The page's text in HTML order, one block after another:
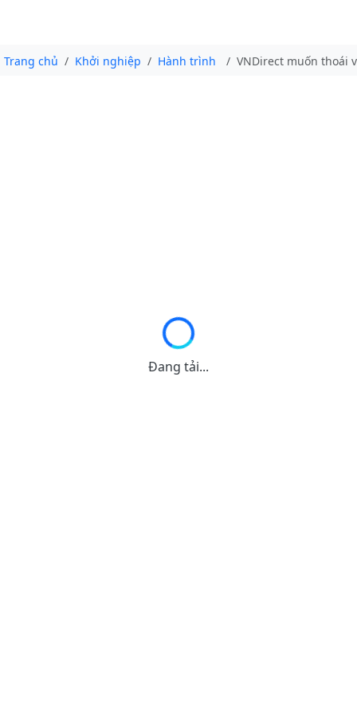
Trang chủ Khởi nghiệp Hành trình VNDirect muốn thoái
Đang tải...